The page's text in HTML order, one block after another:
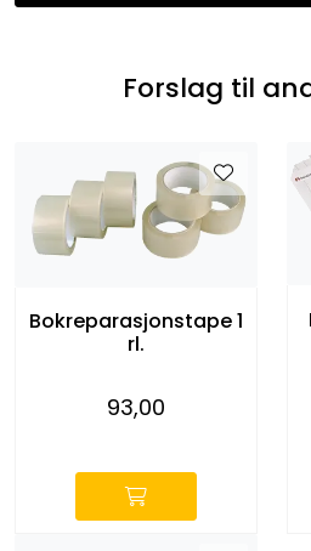
Forslag til
Bokreparasjonstape 1
rl.
93,00